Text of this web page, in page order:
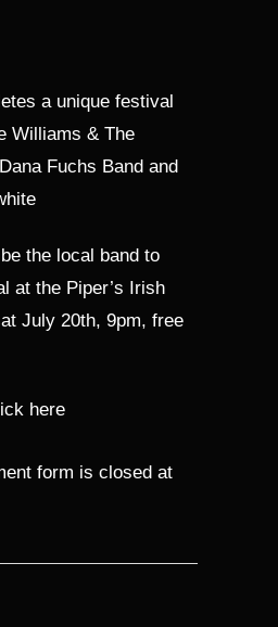
a unique festival
Williams & The
Fuchs Band and
the local band to
at the Piper’s Irish
July 20th, 9pm, free
here
form is closed at